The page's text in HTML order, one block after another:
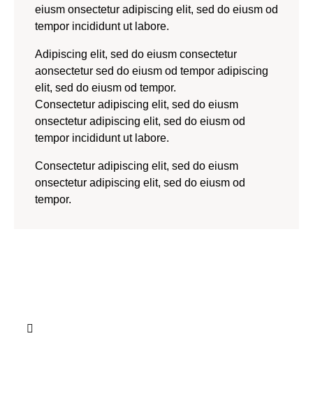
eiusm onsectetur adipiscing elit, sed do eiusm od
tempor incididunt ut labore.
Adipiscing elit, sed do eiusm consectetur
aonsectetur sed do eiusm od tempor adipiscing
elit, sed do eiusm od tempor.
Consectetur adipiscing elit, sed do eiusm
onsectetur adipiscing elit, sed do eiusm od
tempor incididunt ut labore.
Consectetur adipiscing elit, sed do eiusm
onsectetur adipiscing elit, sed do eiusm od
tempor.